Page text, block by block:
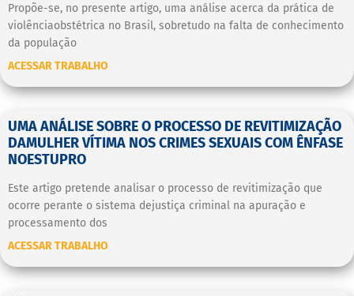
Propõe-se, no presente artigo, uma análise acerca da prática de
violênciaobstétrica no Brasil, sobretudo na falta de conhecimento
da população
ACESSAR TRABALHO
UMA ANÁLISE SOBRE O PROCESSO DE REVITIMIZAÇÃO
DAMULHER VÍTIMA NOS CRIMES SEXUAIS COM ÊNFASE
NOESTUPRO
Este artigo pretende analisar o processo de revitimização que
ocorre perante o sistema dejustiça criminal na apuração e
processamento dos
ACESSAR TRABALHO